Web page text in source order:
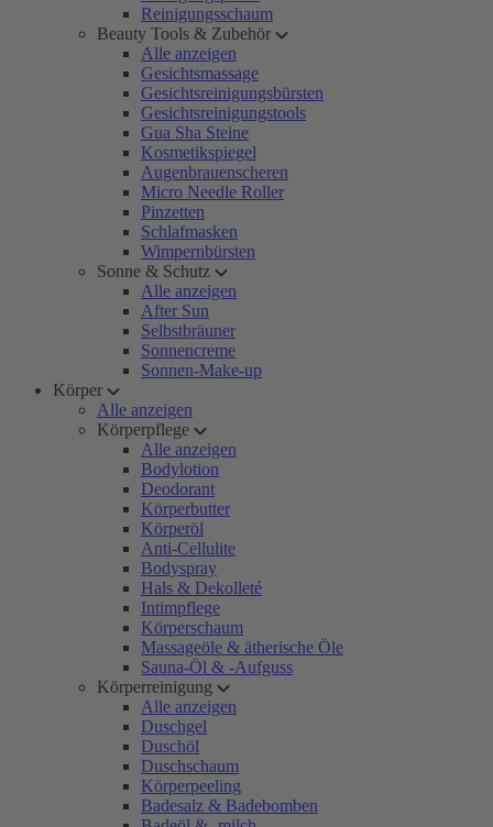
Reinigungsschaum
Beauty Tools & Zubehör
Alle anzeigen
Gesichtsmassage
Gesichtsreinigungsbürsten
Gesichtsreinigungstools
Gua Sha Steine
Kosmetikspiegel
Augenbrauenscheren
Micro Needle Roller
Pinzetten
Schlafmasken
Wimpernbürsten
Sonne & Schutz
Alle anzeigen
After Sun
Selbstbräuner
Sonnencreme
Sonnen-Make-up
Körper
Alle anzeigen
Körperpflege
Alle anzeigen
Bodylotion
Deodorant
Körperbutter
Körperöl
Anti-Cellulite
Bodyspray
Hals & Dekolleté
Intimpflege
Körperschaum
Massageöle & ätherische Öle
Sauna-Öl & -Aufguss
Körperreinigung
Alle anzeigen
Duschgel
Duschöl
Duschschaum
Körperpeeling
Badesalz & Badebomben